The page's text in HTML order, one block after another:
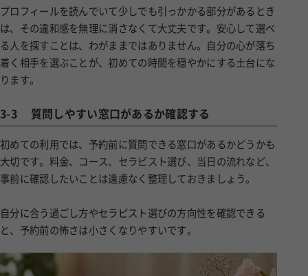
プロフィールを読んでいて少しでも引っかかる部分があるとき
は、その違和感を無理に消さなくて大丈夫です。安心して選べ
る人を探すことは、わがままではありません。自分の心が落ち
着く相手を選ぶことが、初めての時間を穏やかにする土台にな
ります。
3-3 質問しやすい窓口があるか確認する
初めての利用では、予約前に質問できる窓口があるかどうかも
大切です。料金、コース、セラピスト選び、当日の流れなど、
事前に確認したいことは遠慮なく整理しておきましょう。
自分に合う過ごし方やセラピスト選びの方向性を確認できる
と、予約前の怖さは小さくなりやすいです。